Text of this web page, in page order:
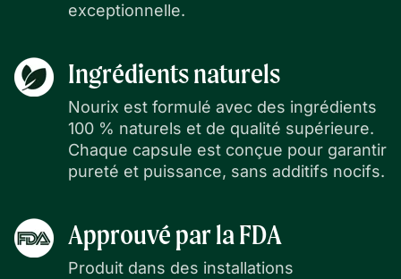
exceptionnelle.
Ingrédients naturels
Nourix est formulé avec des ingrédients
100 % naturels et de qualité supérieure.
Chaque capsule est conçue pour garantir
pureté et puissance, sans additifs nocifs.
Approuvé par la FDA
Produit dans des installations